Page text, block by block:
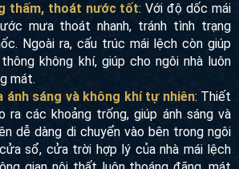
thấm, thoát nước tốt: Với độ dốc mái
mưa thoát nhanh, tránh tình trạng
Ngoài ra, cấu trúc mái lệch còn giúp
không khí, giúp cho ngôi nhà luôn
mát.
ánh sáng và không khí tự nhiên: Thiết
ra các khoảng trống, giúp ánh sáng và
dễ dàng di chuyển vào bên trong ngôi
sổ, cửa trời hợp lý của nhà mái lệch